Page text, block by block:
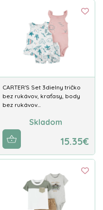
CARTER'S Set 3dielny tričko
bez rukávov, kraťasy, body
bez rukávov…
Skladom
15.35€